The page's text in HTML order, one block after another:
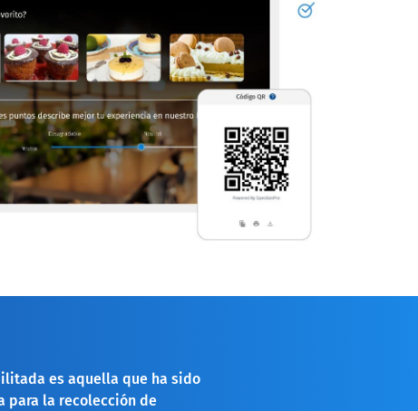
es aquella que ha sido
para la recolección de